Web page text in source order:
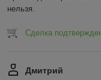
нельзя.
Сделка
Дмитрий